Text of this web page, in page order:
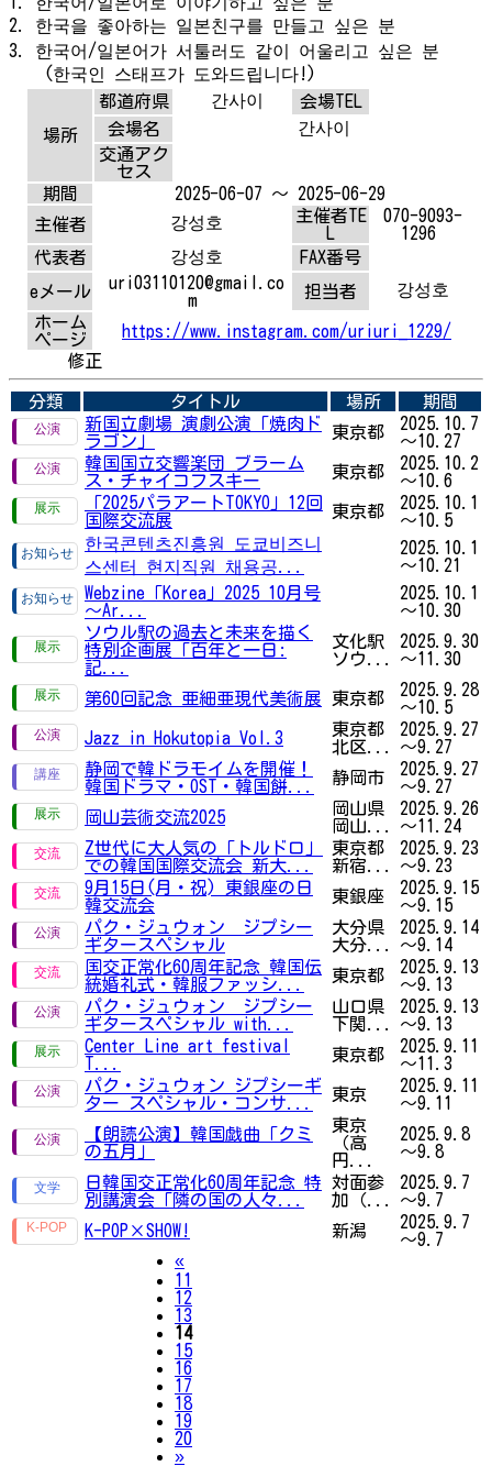
2. 한국을 좋아하는 일본친구를 만들고 싶은 분
3. 한국어/일본어가 서툴러도 같이 어울리고 싶은 분
(한국인 스태프가 도와드립니다!)
場所
都道府県 간사이
会場TEL
会場名
간사이
交通アク
セス
期間
2025-06-07 ～ 2025-06-29
主催者
강성호
主催者TE
070-9093-
1296
代表者
강성호
FAX番号
eメール
uri03110120@gmail.co
m
担当者
강성호
ホーム
ページ
https://www.instagram.com/uriuri_1229/
修正
分類 タイトル 場所
期間
新国立劇場 演劇公演「焼肉ド
ラゴン」
東京都
2025.10.7
～10.27
韓国国立交響楽団 ブラーム
ス・チャイコフスキー
東京都
2025.10.2
～10.6
「2025パラアートTOKYO」12回
国際交流展
東京都
2025.10.1
～10.5
한국콘텐츠진흥원 도쿄비즈니
스센터 현지직원 채용공...
2025.10.1
～10.21
Webzine「Korea」2025 10月号
～Ar...
2025.10.1
～10.30
ソウル駅の過去と未来を描く
特別企画展「百年と一日:
記...
文化駅
ソウ...
2025.9.30
～11.30
第60回記念 亜細亜現代美術展 東京都
2025.9.28
～10.5
Jazz in Hokutopia Vol.3
東京都
北区...
2025.9.27
～9.27
静岡で韓ドラモイムを開催！
韓国ドラマ・OST・韓国餅...
静岡市
2025.9.27
～9.27
岡山芸術交流2025
岡山県
岡山...
2025.9.26
～11.24
Z世代に大人気の「トルドロ」
での韓国国際交流会 新大...
東京都
新宿...
2025.9.23
～9.23
9月15日(月・祝) 東銀座の日
韓交流会
東銀座
2025.9.15
～9.15
パク・ジュウォン ジプシー
ギタースペシャル
大分県
大分...
2025.9.14
～9.14
国交正常化60周年記念 韓国伝
統婚礼式・韓服ファッシ...
東京都
2025.9.13
～9.13
パク・ジュウォン ジプシー
ギタースペシャル with...
山口県
下関...
2025.9.13
～9.13
Center Line art festival
T...
東京都
2025.9.11
～11.3
パク・ジュウォン ジプシーギ
ター スペシャル・コンサ...
東京
2025.9.11
～9.11
【朗読公演】韓国戯曲「クミ
の五月」
東京
（高
円...
2025.9.8
～9.8
日韓国交正常化60周年記念 特
別講演会「隣の国の人々...
対面参
加（...
2025.9.7
～9.7
K-POP×SHOW!
新潟
2025.9.7
～9.7
«Previous
11
12
13
14
15
16
17
18
19
20
»Next